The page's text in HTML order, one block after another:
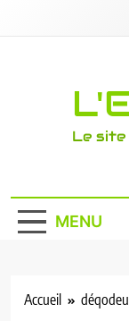
Le
MENU
Accueil